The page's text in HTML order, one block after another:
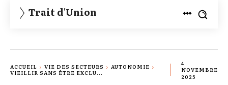
Trait d'Union
ACCUEIL VIE DES SECTEURS
AUTONOMIE
VIEILLIR SANS ÊTRE EXCLU...
4
NOVEMBRE
2025